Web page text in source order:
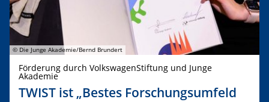
© Die Junge Akademie/Bernd Brundert
Förderung durch VolkswagenStiftung und Junge
Akademie
TWIST ist „Bestes Forschungsumfeld